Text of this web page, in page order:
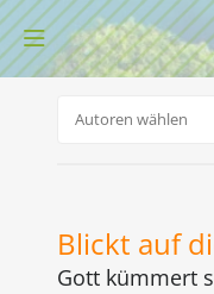
Blickt auf
Gott kümmert